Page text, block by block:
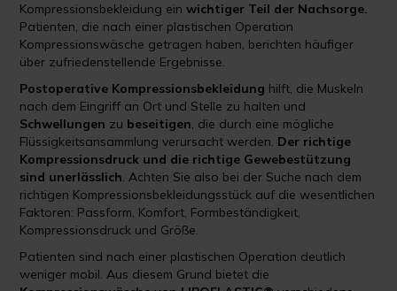
Kompressionsbekleidung einwichtiger Teil der Nachsorge.
Patienten, die nach einer plastischen Operation
Kompressionswäsche getragen haben, berichten häufiger
über zufriedenstellende Ergebnisse.
Postoperative Kompressionsbekleidung hilft, die Muskeln
nach dem Eingriff an Ort und Stelle zu halten und
Schwellungen zu beseitigen, die durch eine mögliche
Flüssigkeitsansammlung verursacht werden. Der richtige
Kompressionsdruck und die richtige Gewebestützung
sind unerlässlich. Achten Sie also bei der Suche nach dem
richtigen Kompressionsbekleidungsstück auf die wesentlichen
Faktoren: Passform, Komfort, Formbeständigkeit,
Kompressionsdruck und Größe.
Patienten sind nach einer plastischen Operation deutlich
weniger mobil. Aus diesem Grund bietet die